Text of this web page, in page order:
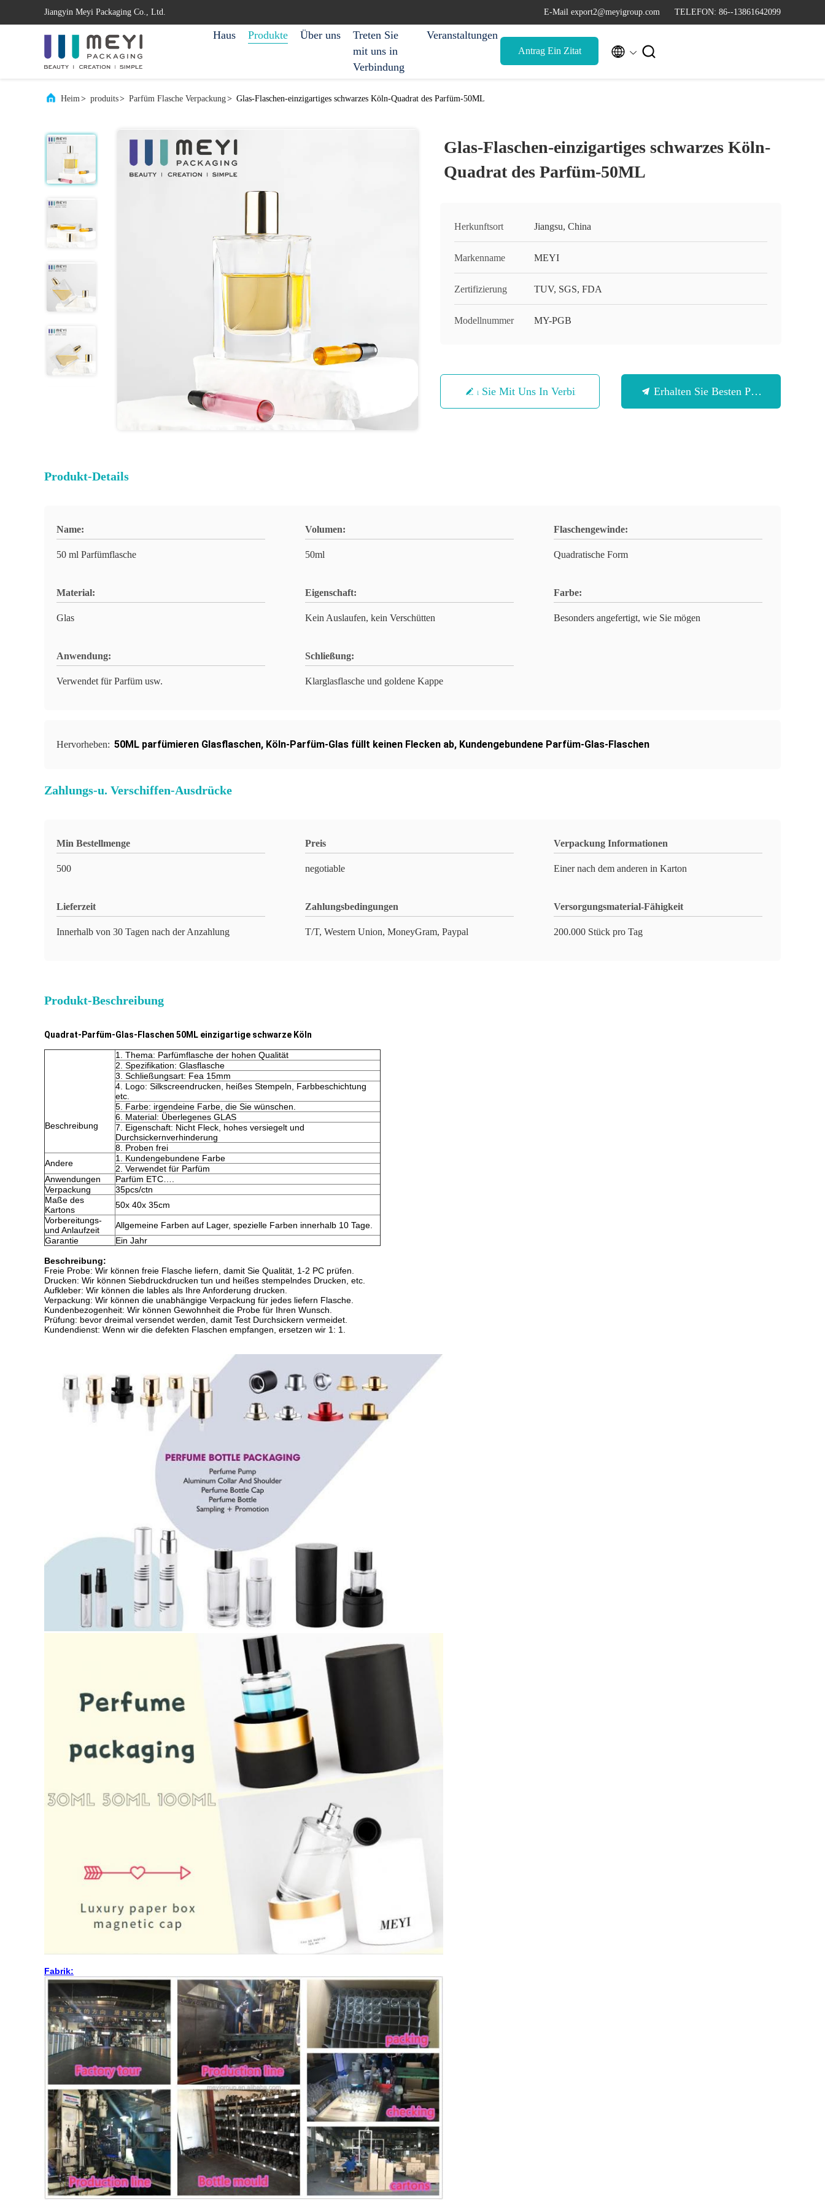
Jiangyin Meyi Packaging Co., Ltd. E-Mail export2@meyigroup.com TELEFON: 86--13861642099
Haus Produkte Über uns
Treten Sie
mit uns in
Verbindung
Veranstaltungen
Antrag Ein Zitat  
Heim> produits> Parfüm Flasche Verpackung> Glas-Flaschen-einzigartiges schwarzes Köln-Quadrat des Parfüm-50ML
Glas-Flaschen-einzigartiges schwarzes Köln-
Quadrat des Parfüm-50ML
Herkunftsort Jiangsu, China
Markenname MEYI
Zertifizierung TUV, SGS, FDA
Modellnummer MY-PGB
Treten Sie Mit Uns In Verbindung Erhalten Sie Besten Preis
Produkt-Details
Name:
50 ml Parfümflasche
Volumen:
50ml
Flaschengewinde:
Quadratische Form
Material:
Glas
Eigenschaft:
Kein Auslaufen, kein Verschütten
Farbe:
Besonders angefertigt, wie Sie mögen
Anwendung:
Verwendet für Parfüm usw.
Schließung:
Klarglasflasche und goldene Kappe
Hervorheben: 50ML parfümieren Glasflaschen, Köln-Parfüm-Glas füllt keinen Flecken ab, Kundengebundene Parfüm-Glas-Flaschen
Zahlungs-u. Verschiffen-Ausdrücke
Min Bestellmenge
500
Preis
negotiable
Verpackung Informationen
Einer nach dem anderen in Karton
Lieferzeit
Innerhalb von 30 Tagen nach der Anzahlung
Zahlungsbedingungen
T/T, Western Union, MoneyGram, Paypal
Versorgungsmaterial-Fähigkeit
200.000 Stück pro Tag
Produkt-Beschreibung
Quadrat-Parfüm-Glas-Flaschen 50ML einzigartige schwarze Köln
Beschreibung
1. Thema: Parfümflasche der hohen Qualität
2. Spezifikation: Glasflasche
3. Schließungsart: Fea 15mm
4. Logo: Silkscreendrucken, heißes Stempeln, Farbbeschichtung
etc.
5. Farbe: irgendeine Farbe, die Sie wünschen.
6. Material: Überlegenes GLAS
7. Eigenschaft: Nicht Fleck, hohes versiegelt und
Durchsickernverhinderung
8. Proben frei
Andere
1. Kundengebundene Farbe
2. Verwendet für Parfüm
Anwendungen
Parfüm ETC….
Verpackung
35pcs/ctn
Maße des
Kartons
50x 40x 35cm
Vorbereitungs-
und Anlaufzeit
Allgemeine Farben auf Lager, spezielle Farben innerhalb 10 Tage.
Garantie
Ein Jahr
Beschreibung:
Freie Probe: Wir können freie Flasche liefern, damit Sie Qualität, 1-2 PC prüfen.
Drucken: Wir können Siebdruckdrucken tun und heißes stempelndes Drucken, etc.
Aufkleber: Wir können die lables als Ihre Anforderung drucken.
Verpackung: Wir können die unabhängige Verpackung für jedes liefern Flasche.
Kundenbezogenheit: Wir können Gewohnheit die Probe für Ihren Wunsch.
Prüfung: bevor dreimal versendet werden, damit Test Durchsickern vermeidet.
Kundendienst: Wenn wir die defekten Flaschen empfangen, ersetzen wir 1: 1.
Fabrik: